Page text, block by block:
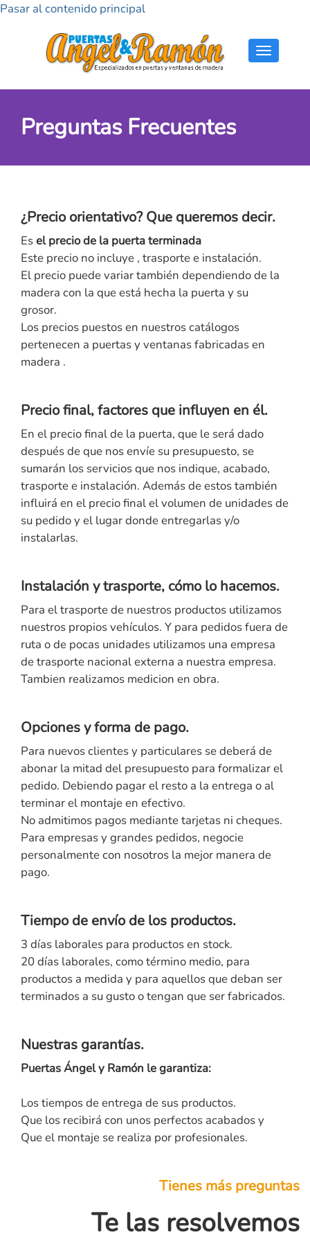
Pasar al contenido principal
Toggle
Preguntas Frecuentes
¿Precio orientativo? Que queremos decir.
Esel precio de la puerta terminada
Este precio no incluye , trasporte e instalación.
El precio puede variar también dependiendo de la
madera con la que está hecha la puerta y su
grosor.
Los precios puestos en nuestros catálogos
pertenecen a puertas y ventanas fabricadas en
madera .
Precio final, factores que influyen en él.
En el precio final de la puerta, que le será dado
después de que nos envíe su presupuesto, se
sumarán los servicios que nos indique, acabado,
trasporte e instalación. Además de estos también
influirá en el precio final el volumen de unidades de
su pedido y el lugar donde entregarlas y/o
instalarlas.
Instalación y trasporte, cómo lo hacemos.
Para el trasporte de nuestros productos utilizamos
nuestros propios vehículos. Y para pedidos fuera de
ruta o de pocas unidades utilizamos una empresa
de trasporte nacional externa a nuestra empresa.
Tambien realizamos medicion en obra.
Opciones y forma de pago.
Para nuevos clientes y particulares se deberá de
abonar la mitad del presupuesto para formalizar el
pedido. Debiendo pagar el resto a la entrega o al
terminar el montaje en efectivo.
No admitimos pagos mediante tarjetas ni cheques.
Para empresas y grandes pedidos, negocie
personalmente con nosotros la mejor manera de
pago.
Tiempo de envío de los productos.
3 días laborales para productos en stock.
20 días laborales, como término medio, para
productos a medida y para aquellos que deban ser
terminados a su gusto o tengan que ser fabricados.
Nuestras garantías.
Puertas Ángel y Ramón le garantiza:
Los tiempos de entrega de sus productos.
Que los recibirá con unos perfectos acabados y
Que el montaje se realiza por profesionales.
Tienes más preguntas
Te las resolvemos